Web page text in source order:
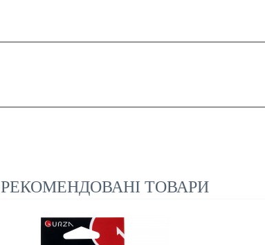
РЕКОМЕНДОВАНІ ТОВАРИ